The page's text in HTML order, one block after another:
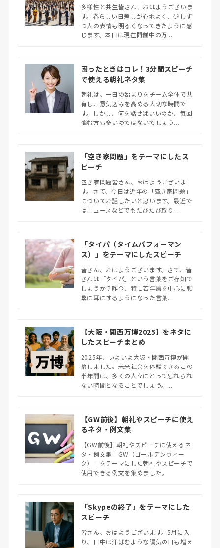
多様性と共生皆さん、おはようございま
す。春らしい日差しが心地よく、少しず
つ人の表情も明るくなってきたように感
じます。本日は現在開催中の万...
困ったときはコレ！3分間スピーチ
で使える朝礼ネタ集
朝礼は、一日の始まりをチーム全体で共
有し、意気込みを高める大切な時間で
す。しかし、何を話せばいいのか、毎回
悩む方も多いのではないでしょう...
「空き家問題」をテーマにしたス
ピーチ
空き家問題皆さん、おはようございま
す。さて、今日は近年の「空き家問題」
についてお話したいと思います。最近で
はニュースなどでもたびたび取り...
「タイパ（タイムパフォーマン
ス）」をテーマにしたスピーチ
皆さん、おはようございます。さて、皆
さんは「タイパ」という言葉をご存知で
しょうか？昨今、特に若年層を中心に頻
繁に耳にするようになった言葉...
【大阪・関西万博2025】をネタに
したスピーチまとめ
2025年、いよいよ大阪・関西万博が開
幕しました。​未来社会を体験できるこの
半年間は、多くの人々にとって忘れられ
ない時間となることでしょう。​...
【GW前後】朝礼やスピーチに使え
るネタ・例文集
【GW前後】朝礼やスピーチに使えるネ
タ・例文集「GW（ゴールデンウィー
ク）」をテーマにした朝礼やスピーチで
使用できる例文を集めました。
「Skypeの終了」をテーマにした
スピーチ
皆さん、おはようございます。5月に入
り、日中は汗ばむような陽気の日も増え